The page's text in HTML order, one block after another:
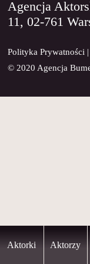
KONTAKT
Aktorki Aktorzy
Agencja
11, 02-761
Polityka Prywatności
© 2020 Agencja